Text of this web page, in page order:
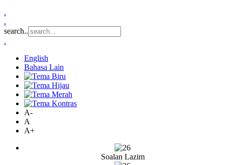
.
.
search..
.
English
Bahasa Lain
A-
A
A+
Soalan Lazim